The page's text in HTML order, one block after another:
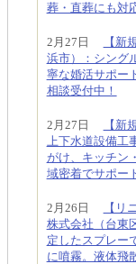
葬・直葬にも対
2月27日
【新
浜市）：シング
寧な婚活サポー
相談受付中！
2月27日
【新
上下水道設備工
がけ、キッチン
域密着でサポー
2月26日
【リ
株式会社（台東
定したスプレー
に噴霧。液体飛